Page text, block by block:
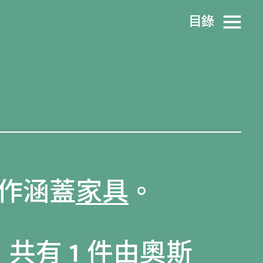
目​錄
涵蓋家具 。
共有 1 件由奧斯